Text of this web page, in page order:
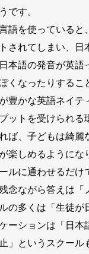
です。
語を使っていると
されてしまい、日
本語の発音が英語
くなったりするこ
豊かな英語ネイテ
ットを受けられる
ば、子どもは綺麗
楽しめるようにな
ルに通わせるだけ
念ながら答えは「
の多くは「生徒が
ーションは「日本
」というスクール